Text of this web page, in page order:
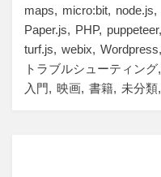
maps
micro:bit node.js
Paper.js
PHP puppeteer
turf.js
webix Wordpress
トラブルシューティング
入門
映画 書籍 未分類